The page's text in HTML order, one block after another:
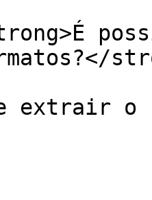
extrair o